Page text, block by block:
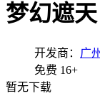
梦幻遮天
开发商： 广
免费 16+
暂无下载